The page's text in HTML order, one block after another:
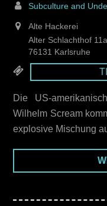
Subculture and
Alte Hackerei
Alter Schlachthof 11a
76131 Karlsruhe
Die US-
Wilhelm Scream
explosive Mischung